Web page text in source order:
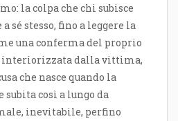
la colpa che chi subisce
sé stesso, fino a leggere la
una conferma del proprio
interiorizzata dalla vittima,
che nasce quando la
così a lungo da
inevitabile, perfino